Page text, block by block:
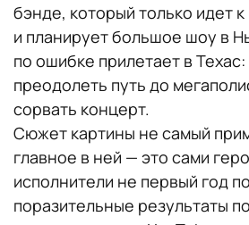
бэнде, который только идет
и планирует большое шоу в
по ошибке прилетает в
преодолеть путь до
сорвать концерт.
Сюжет картины не самый
главное в ней — это сами
исполнители не первый год
поразительные результаты